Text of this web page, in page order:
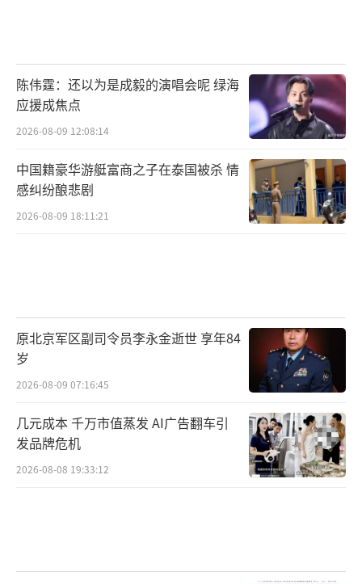
陈伟霆：还以为是成毅的演唱会呢 绿海
应援成焦点
2026-08-09 12:08:14
中国籍豪华游艇富商之子在泰国被杀 情
感纠纷酿悲剧
2026-08-09 18:11:21
原北京军区副司令员李永金逝世 享年84
岁
2026-08-09 07:16:45
几元成本 千万市值蒸发 AI广告翻车引
发品牌危机
2026-08-08 19:33:12